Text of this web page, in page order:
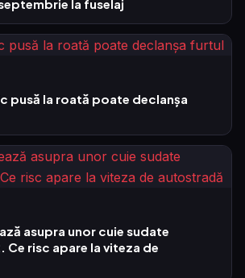
la fuselaj
pusă la roată poate declanșa
asupra unor cuie sudate
Ce risc apare la viteza de